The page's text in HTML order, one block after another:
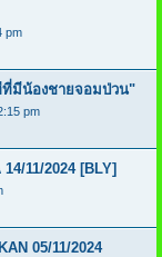
pm
ที่มีน้องชายจอมป่วน"
pm
11/2024 [BLY]
05/11/2024